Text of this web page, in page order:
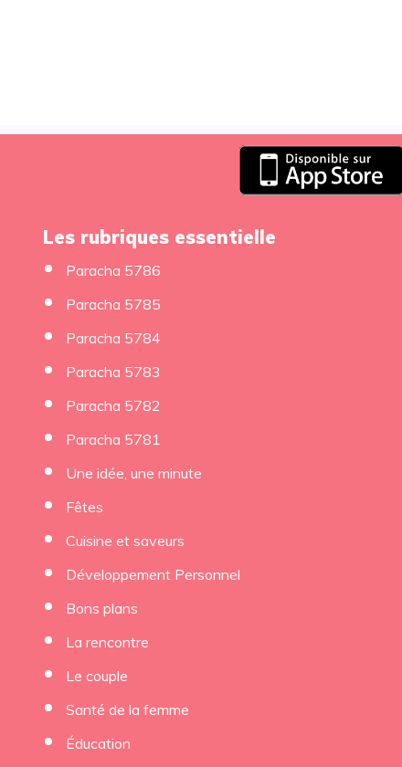
Les rubriques essentielle
Paracha 5786
Paracha 5785
Paracha 5784
Paracha 5783
Paracha 5782
Paracha 5781
Une idée, une minute
Fêtes
Cuisine et saveurs
Développement Personnel
Bons plans
La rencontre
Le couple
Santé de la femme
Éducation